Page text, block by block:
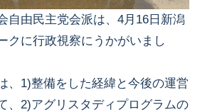
自由民主党会派は、4月16日新潟
クに行政視察にうかがいまし
、1)整備をした経緯と今後の運営
、2)アグリスタディプログラムの